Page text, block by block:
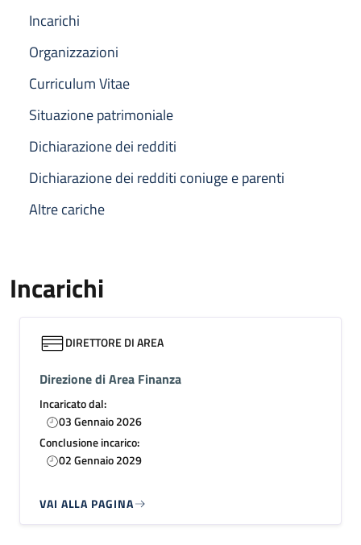
Incarichi
Organizzazioni
Curriculum Vitae
Situazione patrimoniale
Dichiarazione dei redditi
Dichiarazione dei redditi coniuge e parenti
Altre cariche
Incarichi
DIRETTORE DI AREA
Direzione di Area Finanza
Incaricato dal:
03 Gennaio 2026
Conclusione incarico:
02 Gennaio 2029
VAI ALLA PAGINA